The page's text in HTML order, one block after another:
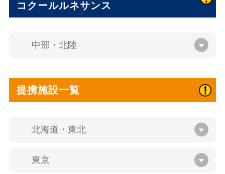
コクールルネサンス
中部・北陸
提携施設一覧
北海道・東北
東京